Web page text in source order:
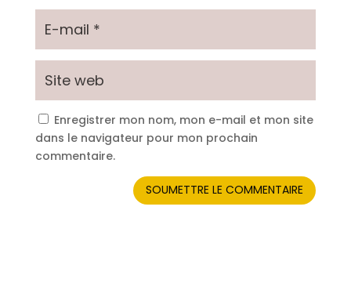
Enregistrer mon nom, mon e-mail et mon site
dans le navigateur pour mon prochain
commentaire.
SOUMETTRE LE COMMENTAIRE